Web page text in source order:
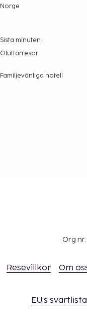
Norge
Sista minuten
Öluffarresor
Familjevänliga hotell
Org
Resevillkor Om
EU:s